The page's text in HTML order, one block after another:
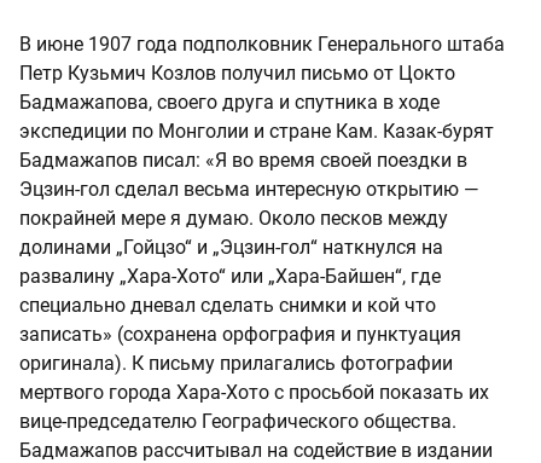
В июне 1907 года подполковник Генерального штаба
Петр Кузьмич Козлов получил письмо от Цокто
Бадмажапова, своего друга и спутника в ходе
экспедиции по Монголии и стране Кам. Казак-бурят
Бадмажапов писал: «Я во время своей поездки в
Эцзин-гол сделал весьма интересную открытию —
покрайней мере я думаю. Около песков между
долинами „Гойцзо“ и „Эцзин-гол“ наткнулся на
развалину „Хара-Хото“ или „Хара-Байшен“, где
специально дневал сделать снимки и кой что
записать» (сохранена орфография и пунктуация
оригинала). К письму прилагались фотографии
мертвого города Хара-Хото с просьбой показать их
вице-председателю Географического общества.
Бадмажапов рассчитывал на содействие в издании